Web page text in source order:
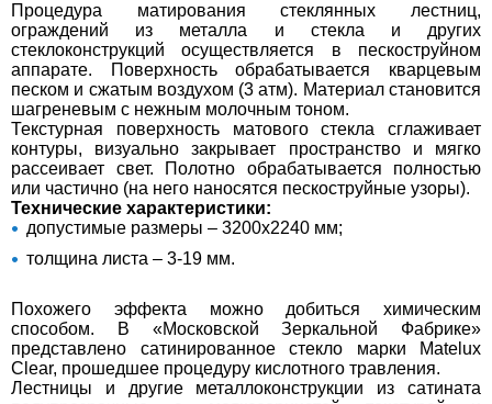
Процедура матирования стеклянных лестниц,
ограждений из металла и стекла и других
стеклоконструкций осуществляется в пескоструйном
аппарате. Поверхность обрабатывается кварцевым
песком и сжатым воздухом (3 атм). Материал становится
шагреневым с нежным молочным тоном.
Текстурная поверхность матового стекла сглаживает
контуры, визуально закрывает пространство и мягко
рассеивает свет. Полотно обрабатывается полностью
или частично (на него наносятся пескоструйные узоры).
Технические характеристики:
допустимые размеры – 3200х2240 мм;
толщина листа – 3-19 мм.
Похожего эффекта можно добиться химическим
способом. В «Московской Зеркальной Фабрике»
представлено сатинированное стекло марки Matelux
Clear, прошедшее процедуру кислотного травления.
Лестницы и другие металлоконструкции из сатината